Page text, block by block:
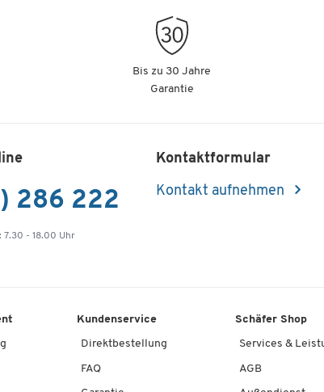
Bis zu 30 Jahre
Garantie
286 222
7.30 - 18.00 Uhr
Kontaktformular
Kontakt aufnehmen
Kundenservice
Direktbestellung
FAQ
Schäfer Shop
Services &
AGB